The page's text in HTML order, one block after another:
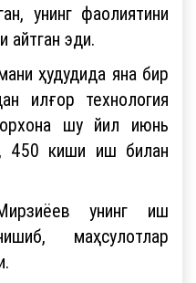
унинг фаолиятини
айтган эди.
ҳудудида яна бир
илғор технология
шу йил июнь
450 киши иш билан
унинг иш
маҳсулотлар